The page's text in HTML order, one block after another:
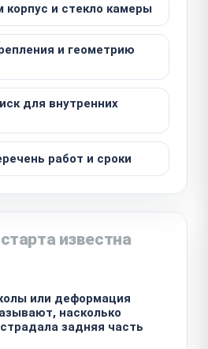
корпус и стекло камеры
и геометрию
для внутренних
работ и сроки
известна
или деформация
насколько
задняя часть